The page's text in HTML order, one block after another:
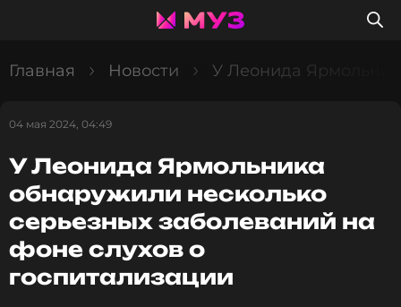
Главная Новости У Леонида
04 мая 2024, 04:49
У Леонида Ярмольника
обнаружили несколько
серьезных заболеваний на
фоне слухов о
госпитализации